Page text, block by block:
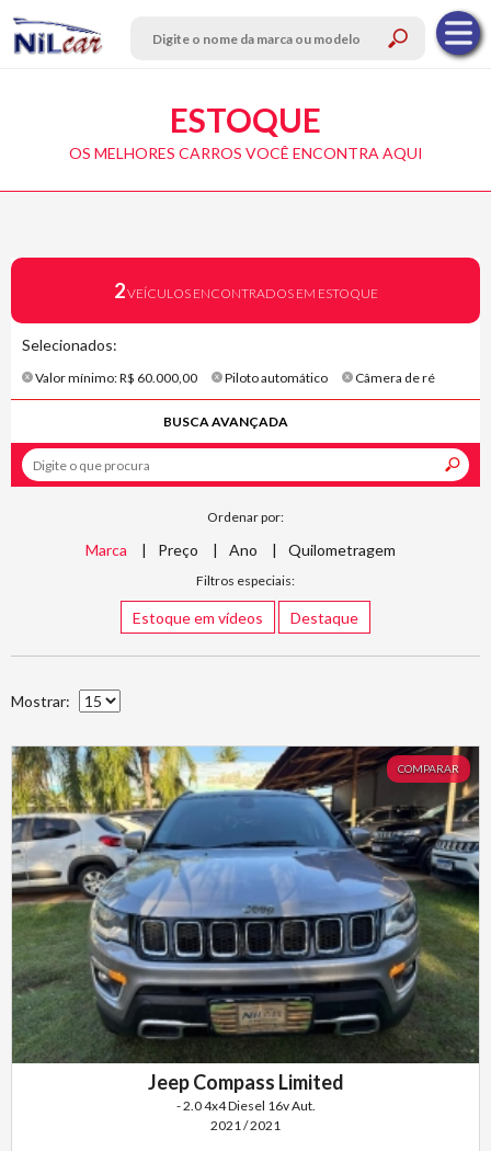
ESTOQUE
OS MELHORES CARROS VOCÊ ENCONTRA AQUI
2VEÍCULOS ENCONTRADOS EM ESTOQUE
Selecionados:
Valor mínimo: R$ 60.000,00 Piloto automático Câmera de ré
BUSCA AVANÇADA
Ordenar por:
Marca Preço Ano Quilometragem
Filtros especiais:
Estoque em vídeos Destaque
Mostrar:
COMPARAR
Jeep Compass Limited
- 2.0 4x4 Diesel 16v Aut.
2021 / 2021